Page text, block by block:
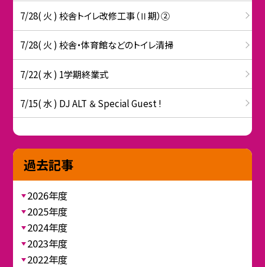
7/28( 火 ) 校舎トイレ改修工事（Ⅱ期）②
7/28( 火 ) 校舎・体育館などのトイレ清掃
7/22( 水 ) 1学期終業式
7/15( 水 ) DJ ALT ＆ Special Guest !
過去記事
2026年度
2025年度
2024年度
2023年度
2022年度